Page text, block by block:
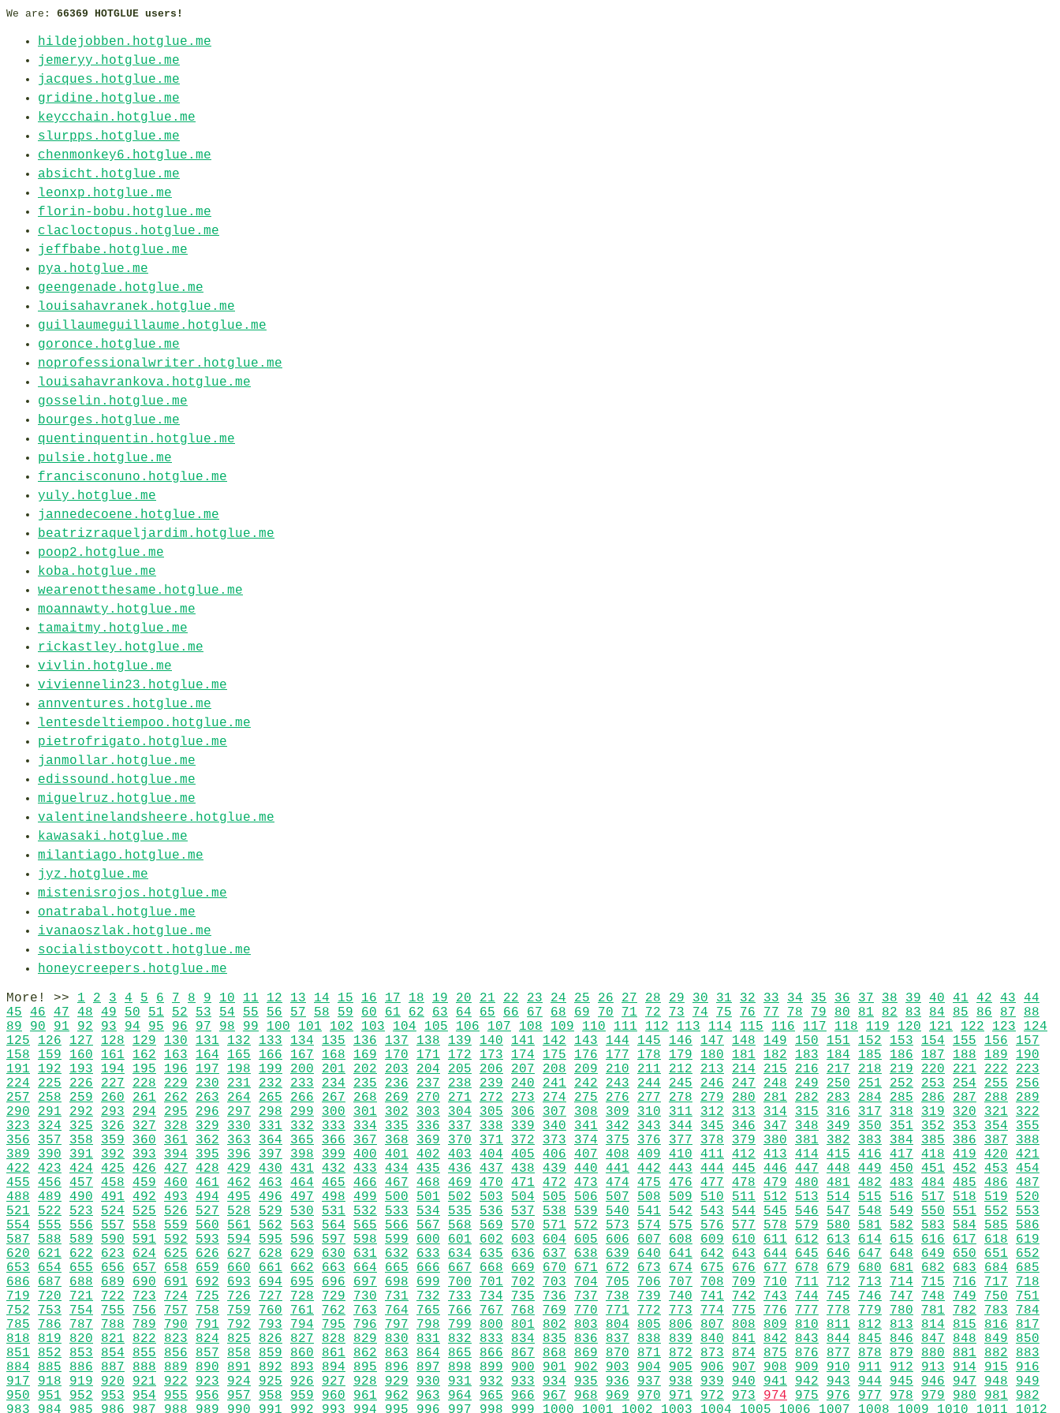
We are: 66369 HOTGLUE users!
hildejobben.hotglue.me
jemeryy.hotglue.me
jacques.hotglue.me
gridine.hotglue.me
keycchain.hotglue.me
slurpps.hotglue.me
chenmonkey6.hotglue.me
absicht.hotglue.me
leonxp.hotglue.me
florin-bobu.hotglue.me
clacloctopus.hotglue.me
jeffbabe.hotglue.me
pya.hotglue.me
geengenade.hotglue.me
louisahavranek.hotglue.me
guillaumeguillaume.hotglue.me
goronce.hotglue.me
noprofessionalwriter.hotglue.me
louisahavrankova.hotglue.me
gosselin.hotglue.me
bourges.hotglue.me
quentinquentin.hotglue.me
pulsie.hotglue.me
francisconuno.hotglue.me
yuly.hotglue.me
jannedecoene.hotglue.me
beatrizraqueljardim.hotglue.me
poop2.hotglue.me
koba.hotglue.me
wearenotthesame.hotglue.me
moannawty.hotglue.me
tamaitmy.hotglue.me
rickastley.hotglue.me
vivlin.hotglue.me
viviennelin23.hotglue.me
annventures.hotglue.me
lentesdeltiempoo.hotglue.me
pietrofrigato.hotglue.me
janmollar.hotglue.me
edissound.hotglue.me
miguelruz.hotglue.me
valentinelandsheere.hotglue.me
kawasaki.hotglue.me
milantiago.hotglue.me
jyz.hotglue.me
mistenisrojos.hotglue.me
onatrabal.hotglue.me
ivanaoszlak.hotglue.me
socialistboycott.hotglue.me
honeycreepers.hotglue.me
More! >> 1 2 3 4 5 6 7 8 9 10 11 12 13 14 15 16 17 18 19 20 21 22 23 24 25 26 27 28 29 30 31 32 33 34 35 36 37 38 39 40 41 42 43
44
45
46 47 48 49 50 51 52 53 54 55 56 57 58 59 60 61 62 63 64 65 66 67 68 69 70 71 72 73 74 75 76 77 78 79 80 81 82 83 84 85 86 87
88
89
90 91 92 93 94 95 96 97 98 99 100 101 102 103 104 105 106 107 108 109 110 111 112 113 114 115 116 117 118 119 120 121 122 123
124
125
126 127 128 129 130 131 132 133 134 135 136 137 138 139 140 141 142 143 144 145 146 147 148 149 150 151 152 153 154 155 156
157
158
159 160 161 162 163 164 165 166 167 168 169 170 171 172 173 174 175 176 177 178 179 180 181 182 183 184 185 186 187 188 189
190
191
192 193 194 195 196 197 198 199 200 201 202 203 204 205 206 207 208 209 210 211 212 213 214 215 216 217 218 219 220 221 222
223
224
225 226 227 228 229 230 231 232 233 234 235 236 237 238 239 240 241 242 243 244 245 246 247 248 249 250 251 252 253 254 255
256
257
258 259 260 261 262 263 264 265 266 267 268 269 270 271 272 273 274 275 276 277 278 279 280 281 282 283 284 285 286 287 288
289
290
291 292 293 294 295 296 297 298 299 300 301 302 303 304 305 306 307 308 309 310 311 312 313 314 315 316 317 318 319 320 321
322
323
324 325 326 327 328 329 330 331 332 333 334 335 336 337 338 339 340 341 342 343 344 345 346 347 348 349 350 351 352 353 354
355
356
357 358 359 360 361 362 363 364 365 366 367 368 369 370 371 372 373 374 375 376 377 378 379 380 381 382 383 384 385 386 387
388
389
390 391 392 393 394 395 396 397 398 399 400 401 402 403 404 405 406 407 408 409 410 411 412 413 414 415 416 417 418 419 420
421
422
423 424 425 426 427 428 429 430 431 432 433 434 435 436 437 438 439 440 441 442 443 444 445 446 447 448 449 450 451 452 453
454
455
456 457 458 459 460 461 462 463 464 465 466 467 468 469 470 471 472 473 474 475 476 477 478 479 480 481 482 483 484 485 486
487
488
489 490 491 492 493 494 495 496 497 498 499 500 501 502 503 504 505 506 507 508 509 510 511 512 513 514 515 516 517 518 519
520
521
522 523 524 525 526 527 528 529 530 531 532 533 534 535 536 537 538 539 540 541 542 543 544 545 546 547 548 549 550 551 552
553
554
555 556 557 558 559 560 561 562 563 564 565 566 567 568 569 570 571 572 573 574 575 576 577 578 579 580 581 582 583 584 585
586
587
588 589 590 591 592 593 594 595 596 597 598 599 600 601 602 603 604 605 606 607 608 609 610 611 612 613 614 615 616 617 618
619
620
621 622 623 624 625 626 627 628 629 630 631 632 633 634 635 636 637 638 639 640 641 642 643 644 645 646 647 648 649 650 651
652
653
654 655 656 657 658 659 660 661 662 663 664 665 666 667 668 669 670 671 672 673 674 675 676 677 678 679 680 681 682 683 684
685
686
687 688 689 690 691 692 693 694 695 696 697 698 699 700 701 702 703 704 705 706 707 708 709 710 711 712 713 714 715 716 717
718
719
720 721 722 723 724 725 726 727 728 729 730 731 732 733 734 735 736 737 738 739 740 741 742 743 744 745 746 747 748 749 750
751
752
753 754 755 756 757 758 759 760 761 762 763 764 765 766 767 768 769 770 771 772 773 774 775 776 777 778 779 780 781 782 783
784
785
786 787 788 789 790 791 792 793 794 795 796 797 798 799 800 801 802 803 804 805 806 807 808 809 810 811 812 813 814 815 816
817
818
819 820 821 822 823 824 825 826 827 828 829 830 831 832 833 834 835 836 837 838 839 840 841 842 843 844 845 846 847 848 849
850
851
852 853 854 855 856 857 858 859 860 861 862 863 864 865 866 867 868 869 870 871 872 873 874 875 876 877 878 879 880 881 882
883
884
885 886 887 888 889 890 891 892 893 894 895 896 897 898 899 900 901 902 903 904 905 906 907 908 909 910 911 912 913 914 915
916
917
918 919 920 921 922 923 924 925 926 927 928 929 930 931 932 933 934 935 936 937 938 939 940 941 942 943 944 945 946 947 948
949
950
951 952 953 954 955 956 957 958 959 960 961 962 963 964 965 966 967 968 969 970 971 972 973 974 975 976 977 978 979 980 981
982
983
984 985 986 987 988 989 990 991 992 993 994 995 996 997 998 999 1000 1001 1002 1003 1004 1005 1006 1007 1008 1009 1010 1011 1012